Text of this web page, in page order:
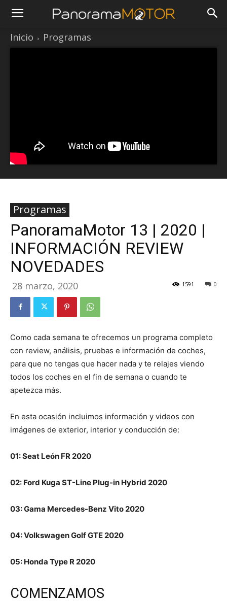
Inicio Programas
Programas
PanoramaMotor 13 | 2020 |
INFORMACIÓN REVIEW
NOVEDADES
28 marzo, 2020 0
1591
Como cada semana te ofrecemos un programa completo
con review, análisis, pruebas e información de coches,
para que no tengas que hacer nada y te relajes viendo
todos los coches en el fin de semana o cuando te
apetezca más.
En esta ocasión incluimos información y videos con
imágenes de exterior, interior y conducción de:
01: Seat León FR 2020
02: Ford Kuga ST-Line Plug-in Hybrid 2020
03: Gama Mercedes-Benz Vito 2020
04: Volkswagen Golf GTE 2020
05: Honda Type R 2020
COMENZAMOS